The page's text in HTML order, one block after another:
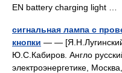
EN battery charging light …
сигнальная лампа с
кнопки — —
Ю.С.Кабиров. Англо
электроэнергетике,